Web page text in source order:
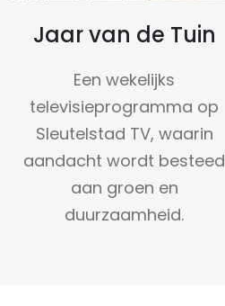
Jaar van de Tuin
Een wekelijks
televisieprogramma op
Sleutelstad TV, waarin
aandacht wordt besteed
aan groen en
duurzaamheid.